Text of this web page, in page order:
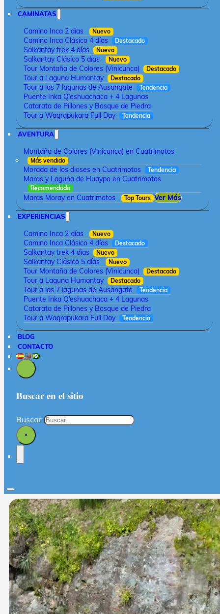
CAMINATAS
Camino Inca 2 días Nuevo
Camino Inca Clásico 4 días Destacado
Salkantay trek 4 días Nuevo
Salkantay Clásico 5 días Nuevo
Tour Montaña de Colores (Vinicunca) Destacado
Tour a Laguna Humantay Destacado
Tour a las 7 lagunas de Ausangate Tendencia
Puente Inka Q’eshuachaca + 4 Lagunas
Catarata de Pillones y Bosque de Piedra
Tour a Waqrapukara Full Day
Tendencia
AVENTURA
Montaña de Colores (Vinicunca) en Cuatrimotos
Más vendido
Morada de los dioses en Cuatrimotos Tendencia
Maras y Laguna de Huaypo en Cuatrimotos
Recomendado
Maras Moray en Cuatrimotos Top Tours Ver Más
EXPERIENCIAS
Camino Inca 2 días Nuevo
Camino Inca Clásico 4 días Destacado
Salkantay trek 4 días Nuevo
Salkantay Clásico 5 días Nuevo
Tour Montaña de Colores (Vinicunca) Destacado
Tour a Laguna Humantay Destacado
Tour a las 7 lagunas de Ausangate Tendencia
Puente Inka Q’eshuachaca + 4 Lagunas
Catarata de Pillones y Bosque de Piedra
Tour a Waqrapukara Full Day
Tendencia
BLOG
CONTACTO
Buscar en el sitio
Buscar
×